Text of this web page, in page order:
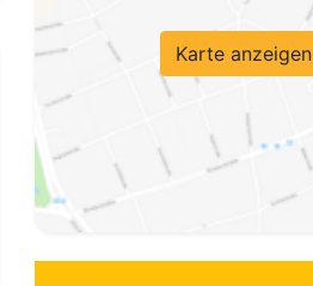
Karte anzeigen